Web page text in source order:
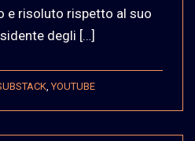
e risoluto rispetto al suo
degli […]
,YOUTUBE